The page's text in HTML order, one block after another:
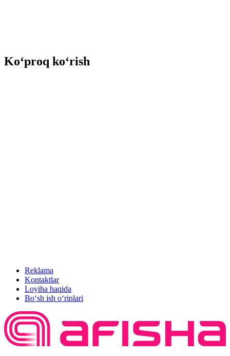
Ko‘proq ko‘rish
Reklama
Kontaktlar
Loyiha haqida
Bo‘sh ish o‘rinlari